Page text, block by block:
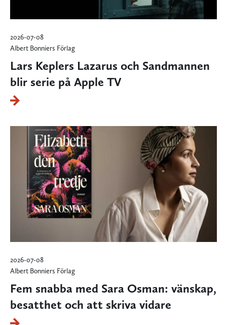
2026-07-08
Albert Bonniers Förlag
Lars Keplers Lazarus och Sandmannen
blir serie på Apple TV
2026-07-08
Albert Bonniers Förlag
Fem snabba med Sara Osman: vänskap,
besatthet och att skriva vidare